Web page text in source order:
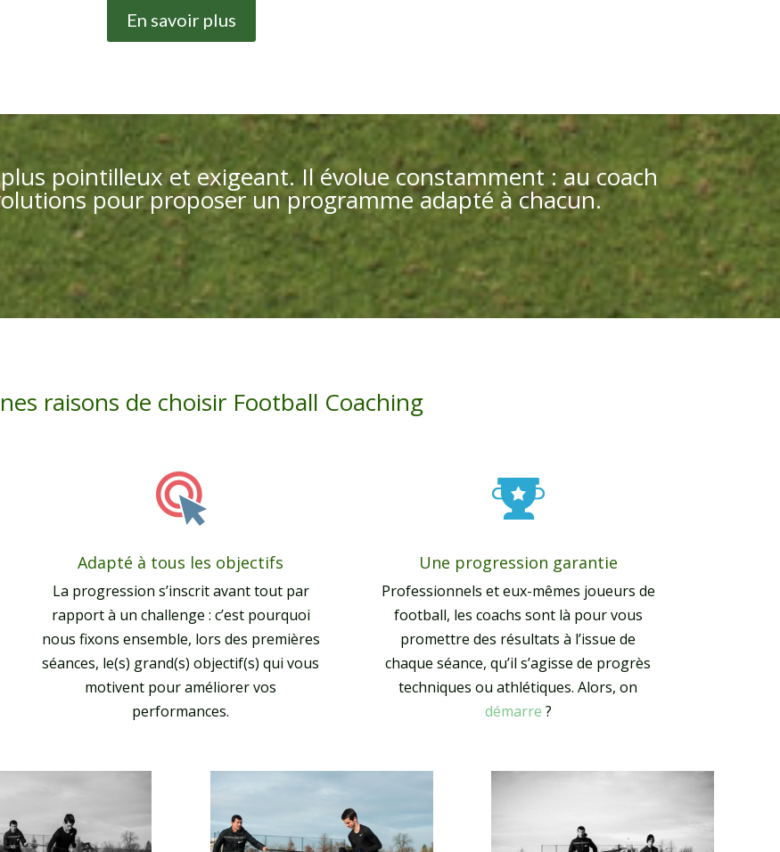
En savoir plus
pointilleux et exigeant. Il évolue constamment : au coach
pour proposer un programme adapté à chacun.
raisons de choisir Football Coaching
Adapté à tous les objectifs
La progression s’inscrit avant tout par
rapport à un challenge : c’est pourquoi
nous fixons ensemble, lors des premières
séances, le(s) grand(s) objectif(s) qui vous
motivent pour améliorer vos
performances.
Une progression garantie
Professionnels et eux-mêmes joueurs de
football, les coachs sont là pour vous
promettre des résultats à l’issue de
chaque séance, qu’il s’agisse de progrès
techniques ou athlétiques. Alors, on
démarre ?